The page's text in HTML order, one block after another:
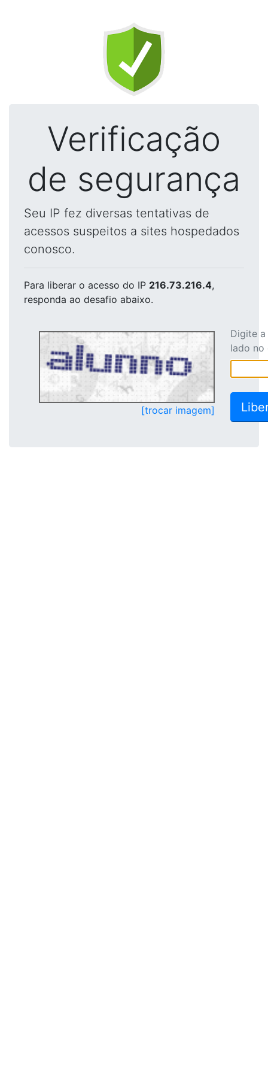
Verificação
de segurança
Seu IP fez diversas tentativas de
acessos suspeitos a sites hospedados
conosco.
Para liberar o acesso do IP 216.73.216.4,
responda ao desafio abaixo.
[trocar imagem]
Digite
lado no